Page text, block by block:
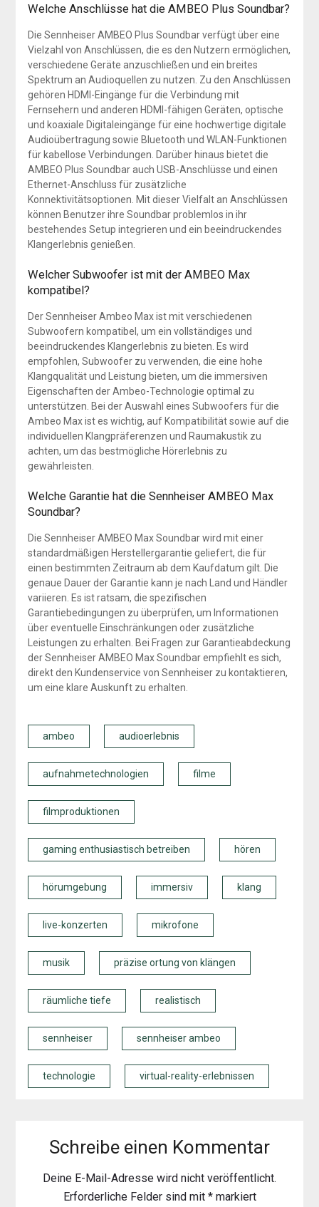
Welche Anschlüsse hat die AMBEO Plus Soundbar?
Die Sennheiser AMBEO Plus Soundbar verfügt über eine
Vielzahl von Anschlüssen, die es den Nutzern ermöglichen,
verschiedene Geräte anzuschließen und ein breites
Spektrum an Audioquellen zu nutzen. Zu den Anschlüssen
gehören HDMI-Eingänge für die Verbindung mit
Fernsehern und anderen HDMI-fähigen Geräten, optische
und koaxiale Digitaleingänge für eine hochwertige digitale
Audioübertragung sowie Bluetooth und WLAN-Funktionen
für kabellose Verbindungen. Darüber hinaus bietet die
AMBEO Plus Soundbar auch USB-Anschlüsse und einen
Ethernet-Anschluss für zusätzliche
Konnektivitätsoptionen. Mit dieser Vielfalt an Anschlüssen
können Benutzer ihre Soundbar problemlos in ihr
bestehendes Setup integrieren und ein beeindruckendes
Klangerlebnis genießen.
Welcher Subwoofer ist mit der AMBEO Max
kompatibel?
Der Sennheiser Ambeo Max ist mit verschiedenen
Subwoofern kompatibel, um ein vollständiges und
beeindruckendes Klangerlebnis zu bieten. Es wird
empfohlen, Subwoofer zu verwenden, die eine hohe
Klangqualität und Leistung bieten, um die immersiven
Eigenschaften der Ambeo-Technologie optimal zu
unterstützen. Bei der Auswahl eines Subwoofers für die
Ambeo Max ist es wichtig, auf Kompatibilität sowie auf die
individuellen Klangpräferenzen und Raumakustik zu
achten, um das bestmögliche Hörerlebnis zu
gewährleisten.
Welche Garantie hat die Sennheiser AMBEO Max
Soundbar?
Die Sennheiser AMBEO Max Soundbar wird mit einer
standardmäßigen Herstellergarantie geliefert, die für
einen bestimmten Zeitraum ab dem Kaufdatum gilt. Die
genaue Dauer der Garantie kann je nach Land und Händler
variieren. Es ist ratsam, die spezifischen
Garantiebedingungen zu überprüfen, um Informationen
über eventuelle Einschränkungen oder zusätzliche
Leistungen zu erhalten. Bei Fragen zur Garantieabdeckung
der Sennheiser AMBEO Max Soundbar empfiehlt es sich,
direkt den Kundenservice von Sennheiser zu kontaktieren,
um eine klare Auskunft zu erhalten.
ambeo audioerlebnis
aufnahmetechnologien filme
filmproduktionen
gaming enthusiastisch betreiben hören
hörumgebung immersiv klang
live-konzerten mikrofone
musik präzise ortung von klängen
räumliche tiefe realistisch
sennheiser sennheiser ambeo
technologie virtual-reality-erlebnissen
Schreibe einen Kommentar
Deine E-Mail-Adresse wird nicht veröffentlicht.
Erforderliche Felder sind mit *markiert